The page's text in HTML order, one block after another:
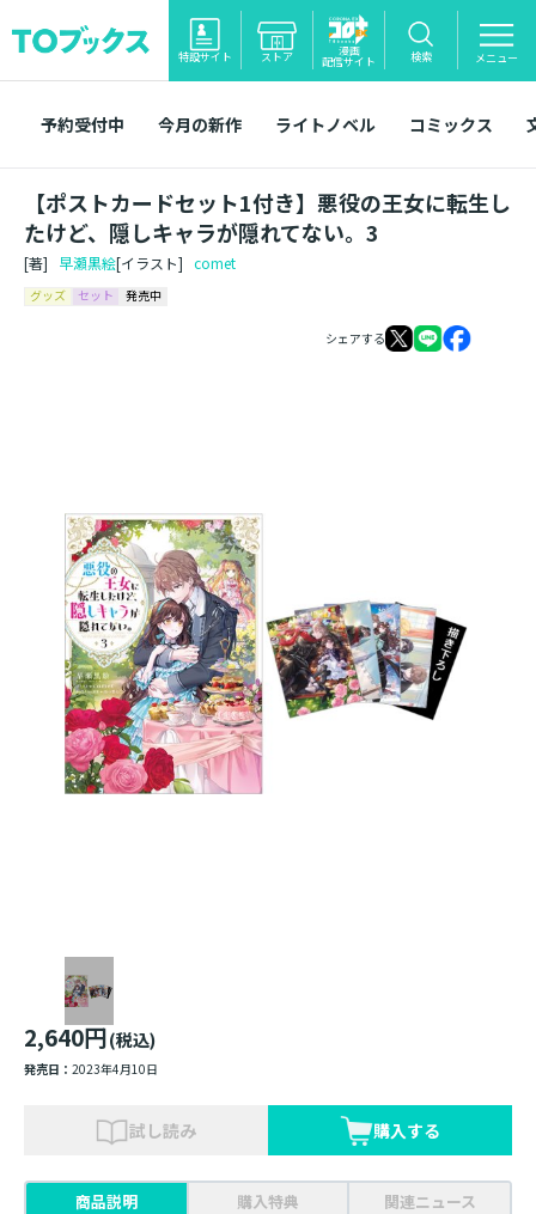
特設サイト ストア 漫画
配信サイト 検索 メニュー
予約受付中 今月の新作 ライトノベル コミックス
【ポストカードセット1付き】悪役の王女に転生し
たけど、隠しキャラが隠れてない。3
[著] 早瀬黒絵[イラスト] comet
グッズ セット 発売中
シェアする
2,640円(税込)
発売日： 2023年4月10日
試し読み 購入する
商品説明 購入特典 関連ニュース